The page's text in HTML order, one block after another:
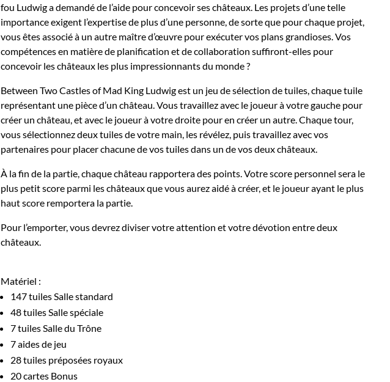
fou Ludwig a demandé de l’aide pour concevoir ses châteaux. Les projets d’une telle
importance exigent l’expertise de plus d’une personne, de sorte que pour chaque projet,
vous êtes associé à un autre maître d’œuvre pour exécuter vos plans grandioses. Vos
compétences en matière de planification et de collaboration suffiront-elles pour
concevoir les châteaux les plus impressionnants du monde ?
Between Two Castles of Mad King Ludwig est un jeu de sélection de tuiles, chaque tuile
représentant une pièce d’un château. Vous travaillez avec le joueur à votre gauche pour
créer un château, et avec le joueur à votre droite pour en créer un autre. Chaque tour,
vous sélectionnez deux tuiles de votre main, les révélez, puis travaillez avec vos
partenaires pour placer chacune de vos tuiles dans un de vos deux châteaux.
À la fin de la partie, chaque château rapportera des points. Votre score personnel sera le
plus petit score parmi les châteaux que vous aurez aidé à créer, et le joueur ayant le plus
haut score remportera la partie.
Pour l’emporter, vous devrez diviser votre attention et votre dévotion entre deux
châteaux.
Matériel :
147 tuiles Salle standard
48 tuiles Salle spéciale
7 tuiles Salle du Trône
7 aides de jeu
28 tuiles préposées royaux
20 cartes Bonus